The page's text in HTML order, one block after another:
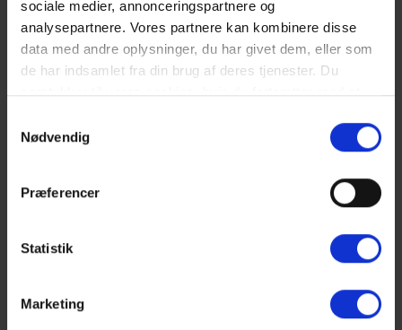
sociale medier, annonceringspartnere og
analysepartnere. Vores partnere kan kombinere disse
data med andre oplysninger, du har givet dem, eller som
de har indsamlet fra din brug af deres tjenester. Du
samtykker til vores cookies, hvis du fortsætter med at
Nødvendig
Præferencer
Statistik
Marketing
Læs mere